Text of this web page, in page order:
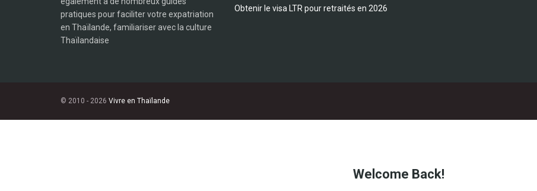
pratiques pour faciliter votre expatriation
en Thaïlande, familiariser avec la culture
Thaïlandaise
Obtenir le visa LTR pour retraités en 2026
© 2010 - 2026 Vivre en Thaïlande
Welcome Back!